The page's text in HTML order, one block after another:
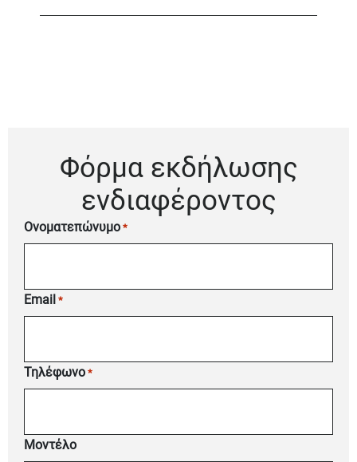
Φόρμα εκδήλωσης
ενδιαφέροντος
Ονοματεπώνυμο *
Email *
Τηλέφωνο *
Μοντέλο